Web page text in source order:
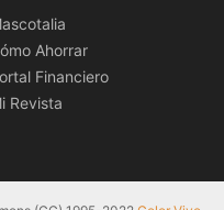
Ahorrar
Financiero
Revista